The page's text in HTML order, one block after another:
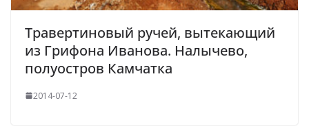
Травертиновый ручей, вытекающий
из Грифона Иванова. Налычево,
полуостров Камчатка
2014-07-12